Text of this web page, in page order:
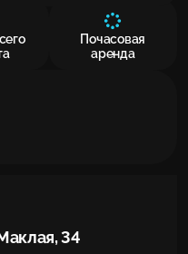
Почасовая
аренда
34